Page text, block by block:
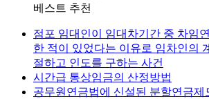
베스트 추천
점포 임대인이 임대차기간 중 차임
한 적이 있었다는 이유로 임차인의
절하고 인도를 구하는 사건
시간급 통상임금의 산정방법
공무원연금법에 신설된 분할연금제